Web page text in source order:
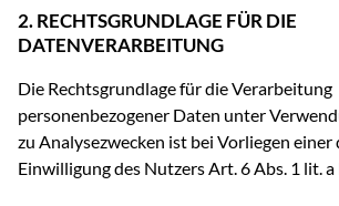
2. RECHTSGRUNDLAGE FÜR DIE
DATENVERARBEITUNG
Die Rechtsgrundlage für die Verarbeitung
personenbezogener Daten unter
zu Analysezwecken ist bei Vorliegen einer
Einwilligung des Nutzers Art. 6 Abs. 1 lit. a